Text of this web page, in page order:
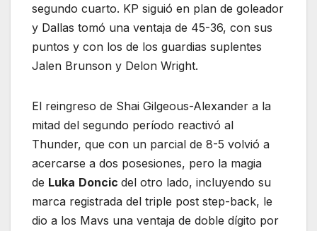
segundo cuarto. KP siguió en plan de goleador
y Dallas tomó una ventaja de 45-36, con sus
puntos y con los de los guardias suplentes
Jalen Brunson y Delon Wright.
El reingreso de Shai Gilgeous-Alexander a la
mitad del segundo período reactivó al
Thunder, que con un parcial de 8-5 volvió a
acercarse a dos posesiones, pero la magia
de Luka Doncic del otro lado, incluyendo su
marca registrada del triple post step-back, le
dio a los Mavs una ventaja de doble dígito por